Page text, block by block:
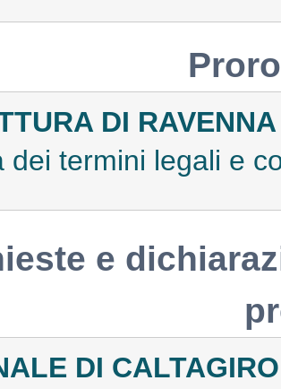
DI RAVENNA
dei termini legali e
e
DI